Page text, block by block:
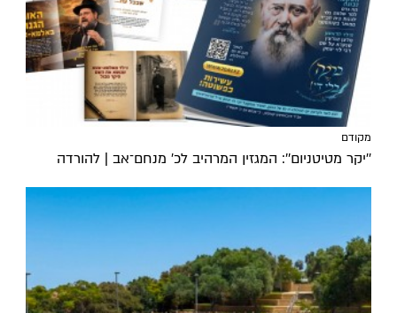
מקודם
''יקר מטיטניום'': המגזין המרהיב לכ’ מנחם־אב | להורדה